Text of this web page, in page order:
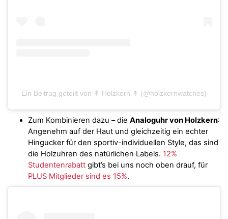
Ein Beitrag geteilt von ↟ Holzkern ↟ (@holzkernwatches)
Zum Kombinieren dazu – die Analoguhr von Holzkern:
Angenehm auf der Haut und gleichzeitig ein echter
Hingucker für den sportiv-individuellen Style, das sind
die Holzuhren des natürlichen Labels. 12%
Studentenrabatt gibt’s bei uns noch oben drauf, für
PLUS Mitglieder sind es 15%.